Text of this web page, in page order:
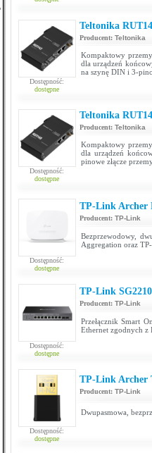
Dostępność:
dostępne
Teltonika
Producent: Teltonika
Kompaktowy
dla urządzeń
na szynę DIN i 3-
Dostępność:
dostępne
Teltonika
Producent: Teltonika
Kompaktowy
dla urządzeń
pinowe złącze
Dostępność:
dostępne
TP-Link Archer
Producent: TP-Link
Bezprzewodowy,
Aggregation oraz
Dostępność:
dostępne
TP-Link
Producent: TP-Link
Przełącznik Smart
Ethernet zgodnych z
Dostępność:
dostępne
TP-Link Archer
Producent: TP-Link
Dwupasmowa,